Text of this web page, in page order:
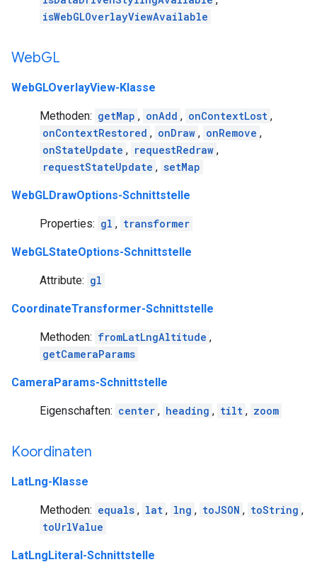
isWebGLOverlayViewAvailable
WebGL
WebGLOverlayView-Klasse
Methoden: getMap , onAdd , onContextLost ,
onContextRestored , onDraw , onRemove ,
onStateUpdate , requestRedraw ,
requestStateUpdate , setMap
WebGLDrawOptions-Schnittstelle
Properties: gl , transformer
WebGLStateOptions-Schnittstelle
Attribute: gl
CoordinateTransformer-Schnittstelle
Methoden: fromLatLngAltitude ,
getCameraParams
CameraParams-Schnittstelle
Eigenschaften: center , heading , tilt , zoom
Koordinaten
LatLng-Klasse
Methoden: equals , lat , lng , toJSON , toString ,
toUrlValue
LatLngLiteral-Schnittstelle